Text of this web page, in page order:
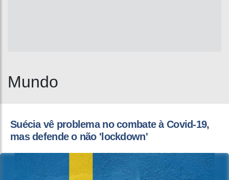
Mundo
Suécia vê problema no combate à Covid-19,
mas defende o não 'lockdown'